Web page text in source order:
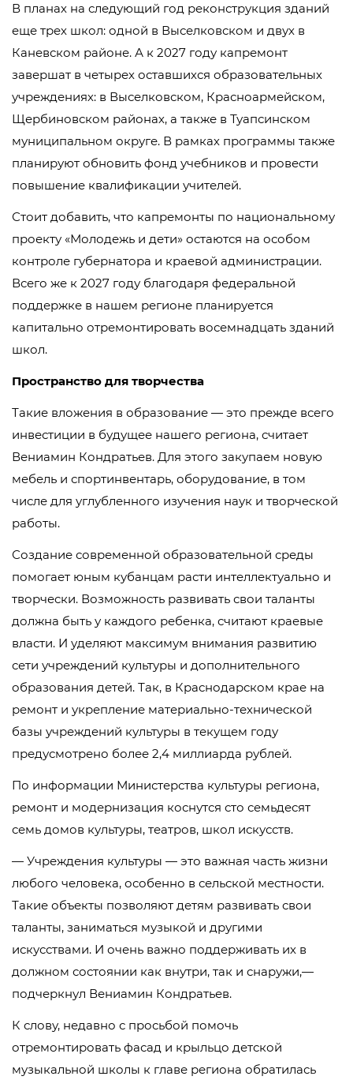
В планах на следующий год реконструкция зданий
еще трех школ: одной в Выселковском и двух в
Каневском районе. А к 2027 году капремонт
завершат в четырех оставшихся образовательных
учреждениях: в Выселковском, Красноармейском,
Щербиновском районах, а также в Туапсинском
муниципальном округе. В рамках программы также
планируют обновить фонд учебников и провести
повышение квалификации учителей.
Стоит добавить, что капремонты по национальному
проекту «Молодежь и дети» остаются на особом
контроле губернатора и краевой администрации.
Всего же к 2027 году благодаря федеральной
поддержке в нашем регионе планируется
капитально отремонтировать восемнадцать зданий
школ.
Пространство для творчества
Такие вложения в образование — это прежде всего
инвестиции в будущее нашего региона, считает
Вениамин Кондратьев. Для этого закупаем новую
мебель и спортинвентарь, оборудование, в том
числе для углубленного изучения наук и творческой
работы.
Создание современной образовательной среды
помогает юным кубанцам расти интеллектуально и
творчески. Возможность развивать свои таланты
должна быть у каждого ребенка, считают краевые
власти. И уделяют максимум внимания развитию
сети учреждений культуры и дополнительного
образования детей. Так, в Краснодарском крае на
ремонт и укрепление материально-технической
базы учреждений культуры в текущем году
предусмотрено более 2,4 миллиарда рублей.
По информации Министерства культуры региона,
ремонт и модернизация коснутся сто семьдесят
семь домов культуры, театров, школ искусств.
— Учреждения культуры — это важная часть жизни
любого человека, особенно в сельской местности.
Такие объекты позволяют детям развивать свои
таланты, заниматься музыкой и другими
искусствами. И очень важно поддерживать их в
должном состоянии как внутри, так и снаружи,—
подчеркнул Вениамин Кондратьев.
К слову, недавно с просьбой помочь
отремонтировать фасад и крыльцо детской
музыкальной школы к главе региона обратилась